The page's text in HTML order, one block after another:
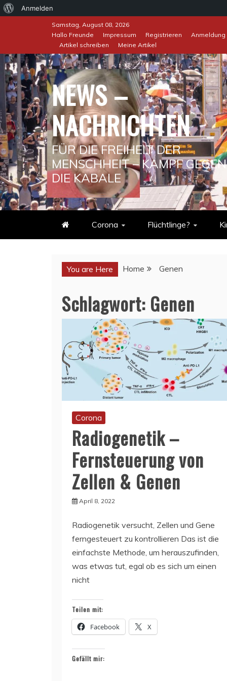
Über
Anmelden
Samstag, August 08, 2026
Hallo Freunde
Impressum Registrieren Anmeldung
Artikel schreiben
Meine Artikel
NEWS –
NACHRICHTEN
FÜR DIE FREIHEIT DER
MENSCHHEIT – KAMPF GEGEN
DIE KABALE
Corona Flüchtlinge?
You are Here Home Genen
Schlagwort: Genen
Corona
Radiogenetik –
Fernsteuerung von
Zellen & Genen
April 8, 2022
Radiogenetik versucht, Zellen und Gene
ferngesteuert zu kontrollieren Das ist die
einfachste Methode, um herauszufinden,
was etwas tut, egal ob es sich um einen
nicht
Teilen mit:
Facebook X
Gefällt mir: